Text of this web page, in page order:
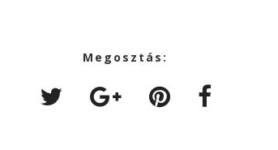
Megosztás: